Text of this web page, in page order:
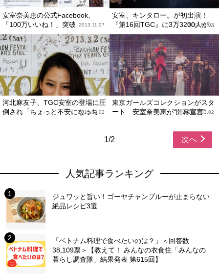
安室奈美恵の公式Facebook、
「100万いいね！」突破
2013.11.07
安室、キンタロー。が初出演！
『第16回TGC』に3万3200人が...
2013.03.03
河北麻友子、TGC安室の登場に圧
倒され「ちょっと不安になっち...
2013.03.02
東京ガールズコレクションがスタ
ート 安室奈美恵が“開幕宣言”
2013.03.02
1/2 次へ
人気記事ランキング
ジュワッと旨い！ゴーヤチャンプルーが止まらない
絶品レシピ3選
「ベトナム料理で食べたいのは？」＜回答数
38,109票＞【教えて！ みんなの衣食住「みんなの
暮らし調査隊」結果発表 第615回】